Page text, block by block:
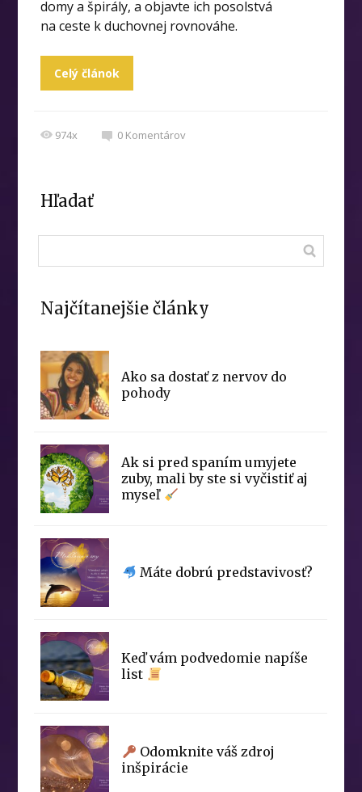
domy a špirály, a objavte ich posolstvá
na ceste k duchovnej rovnováhe.
Celý článok
974x 0 Komentárov
Hľadať
Najčítanejšie články
Ako sa dostať z nervov do
pohody
Ak si pred spaním umyjete
zuby, mali by ste si vyčistiť aj
myseľ
Máte dobrú predstavivosť?
Keď vám podvedomie napíše
list
Odomknite váš zdroj
inšpirácie